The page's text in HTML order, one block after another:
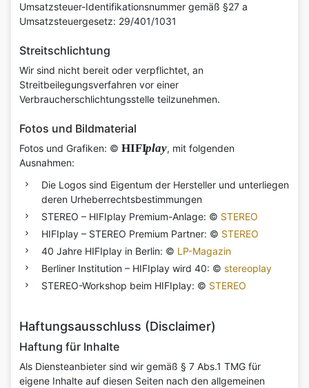
Umsatzsteuer-Identifikationsnummer gemäß §27 a
Umsatzsteuergesetz: 29/401/1031
Streitschlichtung
Wir sind nicht bereit oder verpflichtet, an
Streitbeilegungsverfahren vor einer
Verbraucherschlichtungsstelle teilzunehmen.
Fotos und Bildmaterial
Fotos und Grafiken: © HIFIplay, mit folgenden
Ausnahmen:
Die Logos sind Eigentum der Hersteller und unterliegen
deren Urheberrechtsbestimmungen
STEREO – HIFIplay Premium-Anlage: © STEREO
HIFIplay – STEREO Premium Partner: © STEREO
40 Jahre HIFIplay in Berlin: © LP-Magazin
Berliner Institution – HIFIplay wird 40: © stereoplay
STEREO-Workshop beim HIFIplay: © STEREO
Haftungsausschluss (Disclaimer)
Haftung für Inhalte
Als Diensteanbieter sind wir gemäß § 7 Abs.1 TMG für
eigene Inhalte auf diesen Seiten nach den allgemeinen